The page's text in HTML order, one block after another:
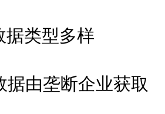
类型多样
由垄断企业获取